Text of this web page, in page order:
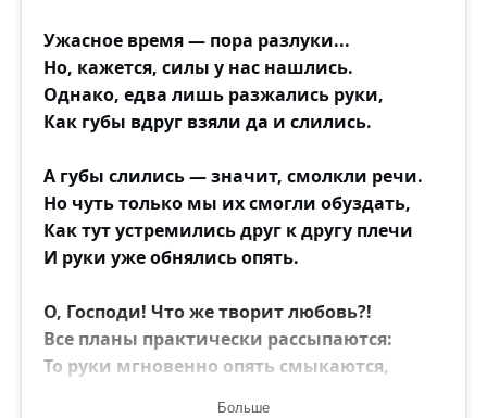
Ужасное время — пора разлуки...
Но, кажется, силы у нас нашлись.
Однако, едва лишь разжались руки,
Как губы вдруг взяли да и слились.
А губы слились — значит, смолкли речи.
Но чуть только мы их смогли обуздать,
Как тут устремились друг к другу плечи
И руки уже обнялись опять.
О, Господи! Что же творит любовь?!
Все планы практически рассыпаются:
То руки мгновенно опять смыкаются,
Больше